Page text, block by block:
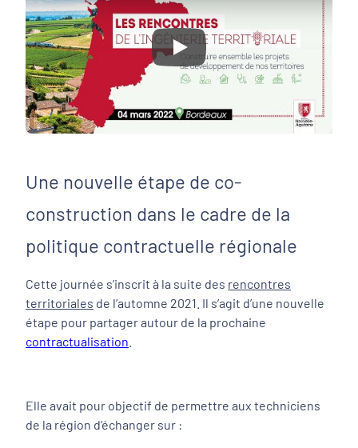
Play
Une nouvelle étape de co-
construction dans le cadre de la
politique contractuelle régionale
Cette journée s’inscrit à la suite des rencontres
territoriales de l’automne 2021. Il s’agit d’une nouvelle
étape pour partager autour de la prochaine
contractualisation
Elle avait pour objectif de permettre aux techniciens
de la région d’échanger sur :